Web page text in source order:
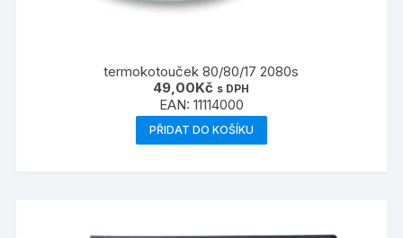
termokotouček 80/80/17 2080s
49,00Kč s DPH
EAN: 11114000
PŘIDAT DO KOŠÍKU